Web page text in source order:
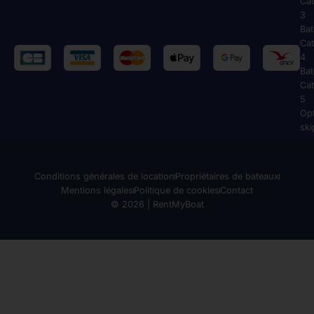
3
4
5
© 2026 | RentMyBoat
Conditions générales de location Propriétaires de bateaux
Mentions légales Politique de cookies Contact